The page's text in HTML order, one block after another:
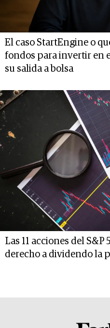
El caso StartEngine o
fondos para invertir en
su salida a bolsa
Las 11 acciones del
derecho a dividendo la